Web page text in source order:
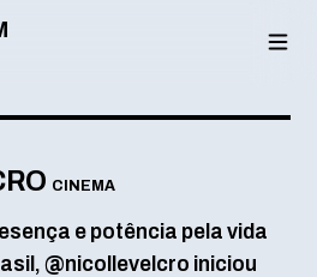
CINEMA
e potência pela vida
@‌nicollevelcro iniciou